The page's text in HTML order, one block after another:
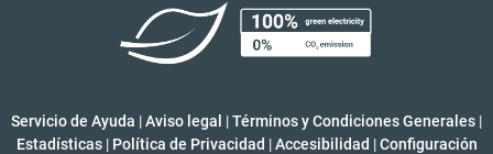
Servicio de Ayuda |Aviso legal |Términos y Condiciones Generales |
Estadísticas | Política de Privacidad | Accesibilidad | Configuración